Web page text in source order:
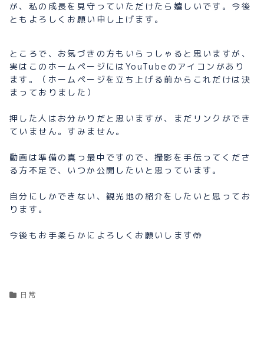
が、私の成長を見守っていただけたら嬉しいです。今後
ともよろしくお願い申し上げます。
ところで、お気づきの方もいらっしゃると思いますが、
実はこのホームページにはYouTubeのアイコンがあり
ます。（ホームページを立ち上げる前からこれだけは決
まっておりました）
押した人はお分かりだと思いますが、まだリンクができ
ていません。すみません。
動画は準備の真っ最中ですので、撮影を手伝ってくださ
る方不足で、いつか公開したいと思っています。
自分にしかできない、観光地の紹介をしたいと思ってお
ります。
今後もお手柔らかによろしくお願いします🤲
日常